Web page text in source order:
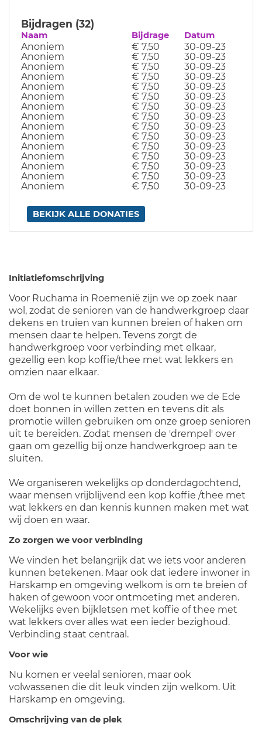
Bijdragen (32)
Naam Bijdrage Datum
Anoniem € 7,50
30-09-23
Anoniem
€ 7,50
30-09-23
Anoniem
€ 7,50
30-09-23
Anoniem
€ 7,50
30-09-23
Anoniem
€ 7,50
30-09-23
Anoniem
€ 7,50
30-09-23
Anoniem
€ 7,50
30-09-23
Anoniem
€ 7,50
30-09-23
Anoniem
€ 7,50
30-09-23
Anoniem
€ 7,50
30-09-23
Anoniem
€ 7,50
30-09-23
Anoniem
€ 7,50
30-09-23
Anoniem
€ 7,50
30-09-23
Anoniem
€ 7,50
30-09-23
Anoniem
€ 7,50 30-09-23
BEKIJK ALLE DONATIES
Initiatiefomschrijving
Voor Ruchama in Roemenië zijn we op zoek naar
wol, zodat de senioren van de handwerkgroep daar
dekens en truien van kunnen breien of haken om
mensen daar te helpen. Tevens zorgt de
handwerkgroep voor verbinding met elkaar,
gezellig een kop koffie/thee met wat lekkers en
omzien naar elkaar.
Om de wol te kunnen betalen zouden we de Ede
doet bonnen in willen zetten en tevens dit als
promotie willen gebruiken om onze groep senioren
uit te bereiden. Zodat mensen de 'drempel' over
gaan om gezellig bij onze handwerkgroep aan te
sluiten.
We organiseren wekelijks op donderdagochtend,
waar mensen vrijblijvend een kop koffie /thee met
wat lekkers en dan kennis kunnen maken met wat
wij doen en waar.
Zo zorgen we voor verbinding
We vinden het belangrijk dat we iets voor anderen
kunnen betekenen. Maar ook dat iedere inwoner in
Harskamp en omgeving welkom is om te breien of
haken of gewoon voor ontmoeting met anderen.
Wekelijks even bijkletsen met koffie of thee met
wat lekkers over alles wat een ieder bezighoud.
Verbinding staat centraal.
Voor wie
Nu komen er veelal senioren, maar ook
volwassenen die dit leuk vinden zijn welkom. Uit
Harskamp en omgeving.
Omschrijving van de plek